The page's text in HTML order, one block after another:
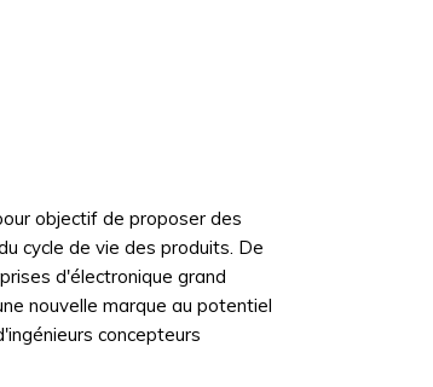
objectif de proposer des
cycle de vie des produits. De
d'électronique grand
nouvelle marque au potentiel
concepteurs